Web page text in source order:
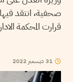
صحفية، انتقد
قرارت المحكمة
31 ديسمبر 2022